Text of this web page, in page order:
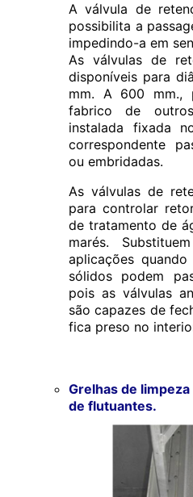
A válvula de
possibilita a
impedindo-a em
As válvulas de
disponíveis para
mm. A 600 mm.,
fabrico de
instalada fixada
correspondente
ou embridadas.
As válvulas de
para controlar
de tratamento de
marés.
aplicações
sólidos podem
pois as válvulas
são capazes de
fica preso no
Grelhas de
de flutuantes.